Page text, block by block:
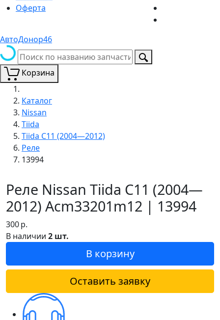
Оферта
АвтоДонор46
Корзина
Каталог
Nissan
Tiida
Tiida C11 (2004—2012)
Реле
13994
Реле Nissan Tiida C11 (2004—
2012) Acm33201m12 | 13994
300р.
В наличии 2 шт.
В корзину
Оставить заявку